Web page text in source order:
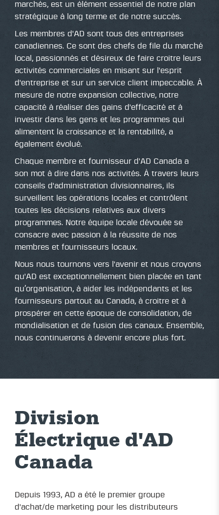
marchés, est un élément essentiel de notre plan
stratégique à long terme et de notre succès.
Les membres d'AD sont tous des entreprises
canadiennes. Ce sont des chefs de file du marché
local, passionnés et désireux de faire croitre leurs
activités commerciales en misant sur l'esprit
d'entreprise et sur un service client impeccable. À
mesure de notre expansion collective, notre
capacité à réaliser des gains d'efficacité et à
investir dans les gens et les programmes qui
alimentent la croissance et la rentabilité, a
également évolué.
Chaque membre et fournisseur d'AD Canada a
son mot à dire dans nos activités. À travers leurs
conseils d'administration divisionnaires, ils
surveillent les opérations locales et contrôlent
toutes les décisions relatives aux divers
programmes. Notre équipe locale dévouée se
consacre avec passion à la réussite de nos
membres et fournisseurs locaux.
Nous nous tournons vers l'avenir et nous croyons
qu'AD est exceptionnellement bien placée en tant
qu’organisation, à aider les indépendants et les
fournisseurs partout au Canada, à croitre et à
prospérer en cette époque de consolidation, de
mondialisation et de fusion des canaux. Ensemble,
nous continuerons à devenir encore plus fort.
Division
Électrique d'AD
Canada
Depuis 1993, AD a été le premier groupe
d'achat/de marketing pour les distributeurs